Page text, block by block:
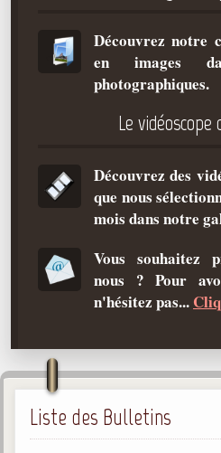
La doctrine Spirite
Qu'est-ce que c'est ?
Les bases du spiritisme
La doctrine d'Allan Kardec
But des manifestations
Médiums
Allan Kardec
1804-1869
Léon Denis
Découvrez notre
en images
photographiques.
Le
Découvrez des
que nous
mois dans notre
Vous souhaitez
nous ? Pour
n'hésitez pas...
Liste des Bulletins